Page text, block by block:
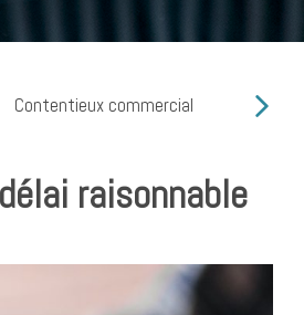
Contentieux commercial Cyber
raisonnable